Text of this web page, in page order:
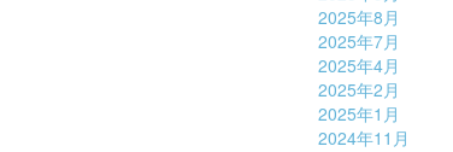
2025年8月
2025年7月
2025年4月
2025年2月
2025年1月
2024年11月